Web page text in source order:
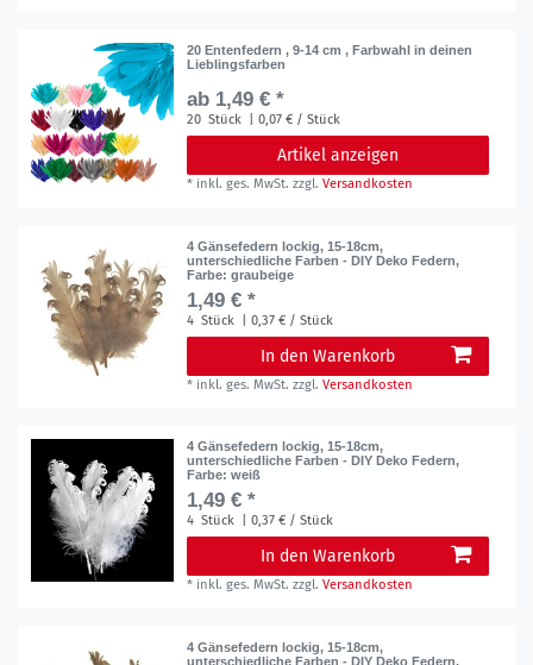
20 Entenfedern , 9-14 cm , Farbwahl in deinen
Lieblingsfarben
ab 1,49 € *
20 Stück | 0,07 € / Stück
Artikel anzeigen
* inkl. ges. MwSt. zzgl.Versandkosten
4 Gänsefedern lockig, 15-18cm,
unterschiedliche Farben - DIY Deko Federn,
Farbe: graubeige
1,49 € *
4 Stück | 0,37 € / Stück
In den Warenkorb
* inkl. ges. MwSt. zzgl.Versandkosten
4 Gänsefedern lockig, 15-18cm,
unterschiedliche Farben - DIY Deko Federn,
Farbe: weiß
1,49 € *
4 Stück | 0,37 € / Stück
In den Warenkorb
* inkl. ges. MwSt. zzgl.Versandkosten
4 Gänsefedern lockig, 15-18cm,
unterschiedliche Farben - DIY Deko Federn,